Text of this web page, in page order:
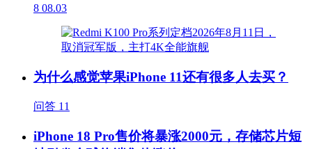
8 08.03
为什么感觉苹果iPhone 11还有很多人去买？
问答 11
iPhone 18 Pro售价将暴涨2000元，存储芯片短